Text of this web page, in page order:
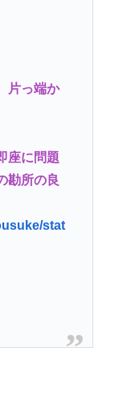
えもある」識
が韓国最強プレ
縮小でも円が
少なさが流石
なケースは警
て
片っ端か
座に問題
勘所の良
stat